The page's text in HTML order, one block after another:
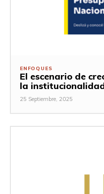
ENFOQUES
El escenario de
la
25 Septiembre, 2025